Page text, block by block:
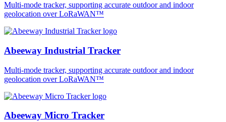
Multi-mode tracker, supporting accurate outdoor and indoor
geolocation over LoRaWAN™
Abeeway Industrial Tracker
Multi-mode tracker, supporting accurate outdoor and indoor
geolocation over LoRaWAN™
Abeeway Micro Tracker